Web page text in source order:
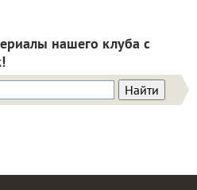
нашего клуба с